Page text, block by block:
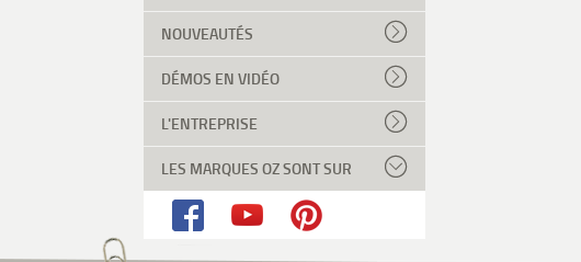
NOUVEAUTÉS
DÉMOS EN VIDÉO
L'ENTREPRISE
LES MARQUES OZ SONT SUR